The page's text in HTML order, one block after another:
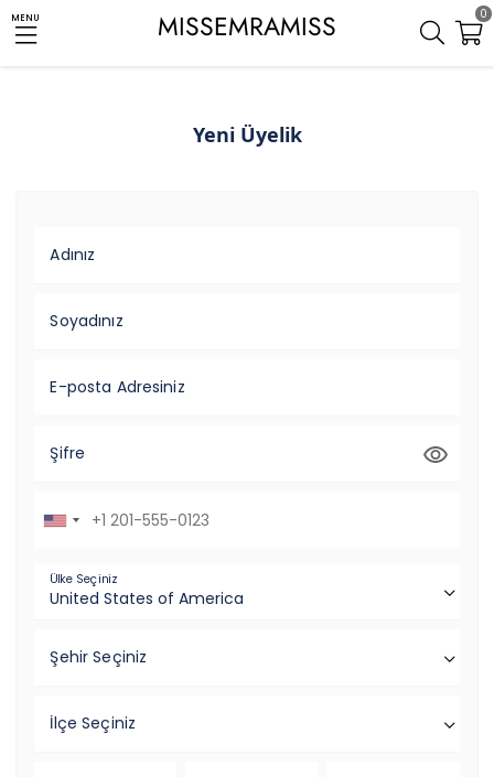
MENU MISSEMRAMISS 0
Yeni Üyelik
Adınız
Soyadınız
E-posta Adresiniz
Şifre
Ülke Seçiniz
Şehir Seçiniz
İlçe Seçiniz